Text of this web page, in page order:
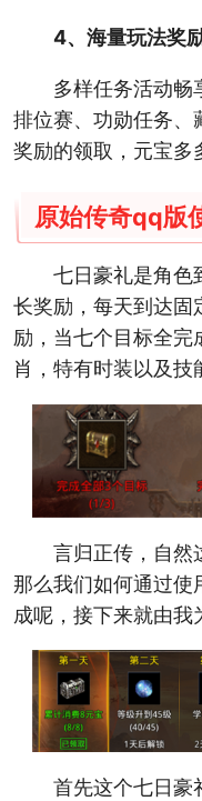
4、海量玩法奖
多样任务活动畅
排位赛、功勋任务、
奖励的领取，元宝多
原始传奇qq版
七日豪礼是角色
长奖励，每天到达固
励，当七个目标全完
肖，特有时装以及技
言归正传，自然
那么我们如何通过使
成呢，接下来就由我
首先这个七日豪